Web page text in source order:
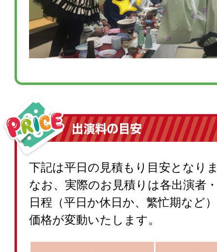
下記は平日の見積もり目安となり
なお、実際のお見積りは各出演者
日程（平日か休日か、繁忙期など
価格が変動いたします。